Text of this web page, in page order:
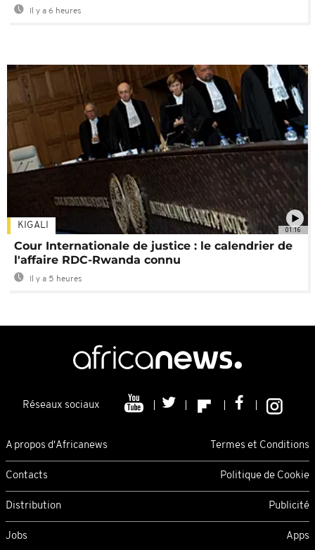
Il y a 6 heures
01:16
KIGALI
Cour Internationale de justice : le calendrier de
l'affaire RDC-Rwanda connu
Il y a 5 heures
Réseaux sociaux
A propos d'Africanews Termes et Conditions
Contacts Politique de Cookie
Distribution Publicité
Jobs Apps